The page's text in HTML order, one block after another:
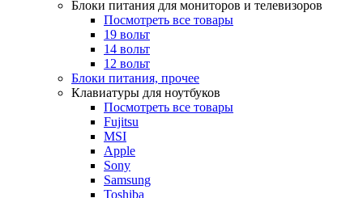
Блоки питания для мониторов и телевизоров
Посмотреть все товары
19 вольт
14 вольт
12 вольт
Блоки питания, прочее
Клавиатуры для ноутбуков
Посмотреть все товары
Fujitsu
MSI
Apple
Sony
Samsung
Toshiba